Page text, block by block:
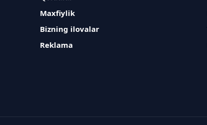
Maxfiylik
Bizning ilovalar
Reklama